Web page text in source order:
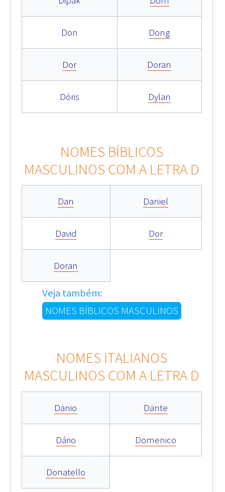
Don Dong
Dor Doran
Dóris Dylan
NOMES BÍBLICOS
MASCULINOS COM A LETRA D
Dan Daniel
David Dor
Doran
Veja também:
NOMES BÍBLICOS MASCULINOS
NOMES ITALIANOS
MASCULINOS COM A LETRA D
Danio Dante
Dário Domenico
Donatello